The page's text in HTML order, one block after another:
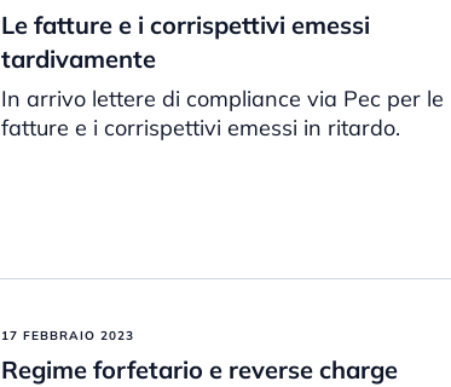
Le fatture e i corrispettivi emessi
tardivamente
In arrivo lettere di compliance via Pec per le
fatture e i corrispettivi emessi in ritardo.
17 FEBBRAIO 2023
Regime forfetario e reverse charge